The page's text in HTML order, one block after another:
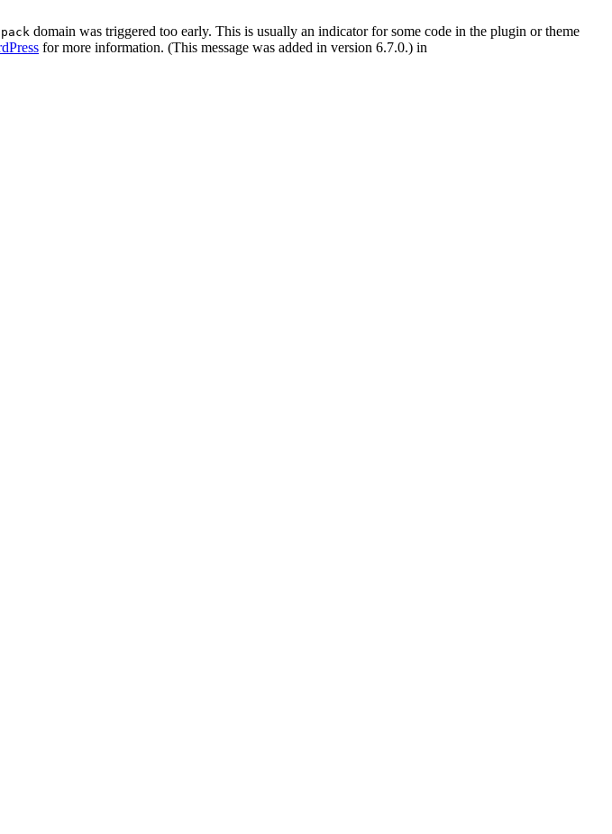
domain was triggered too early. This is usually an indicator for some code in the plugin or theme
for more information. (This message was added in version 6.7.0.) in